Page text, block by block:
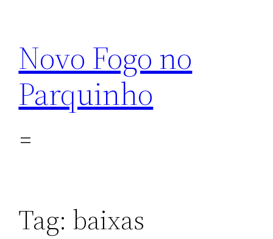
conteúdo
Novo Fogo no
Parquinho
Tag: baixas